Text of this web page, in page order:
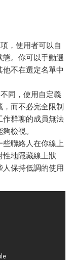
項，使用者可以自
態。你可以手動選
不在選定名單中
不同，使用自定義
而不必完全限制
作群聊的成員無法
檢視。
些聯絡人在你線上
性地隱藏線上狀
保持低調的使用